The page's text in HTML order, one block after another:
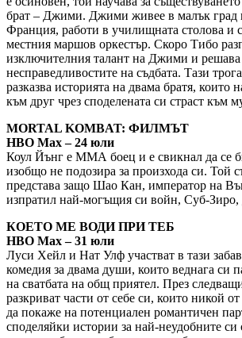
брат – Джими. Джими живее в малък град
Франция, работи в училищната столова и
местния маршов оркестър. Скоро Тибо
изключителния талант на Джими и
несправедливостите на съдбата. Тази
разказва историята на двама братя, които
към друг чрез споделената си страст към
MORTAL KOMBAT: ФИЛМЪТ
HBO Max – 24 юли
Коул Йънг е ММА боец и е свикнал да се
изобщо не подозира за произхода си. Той
представа защо Шао Кан, император на
изпратил най-могъщия си войн, Суб-Зиро,
КОЕТО МЕ ВОДИ ПРИ ТЕБ
HBO Max – 31 юли
Луси Хейл и Нат Улф участват в тази
комедия за двама души, които веднага си
на сватбата на общ приятел. През
разкриват части от себе си, които никой
да покаже на потенциален романтичен
споделяйки истории за най-неудобните